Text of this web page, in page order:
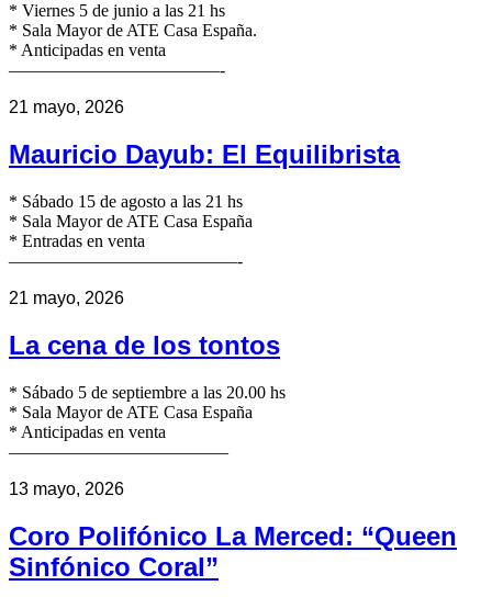
* Viernes 5 de junio a las 21 hs
* Sala Mayor de ATE Casa España.
* Anticipadas en venta
————————————-
21 mayo, 2026
Mauricio Dayub: El Equilibrista
* Sábado 15 de agosto a las 21 hs
* Sala Mayor de ATE Casa España
* Entradas en venta
—————————————-
21 mayo, 2026
La cena de los tontos
* Sábado 5 de septiembre a las 20.00 hs
* Sala Mayor de ATE Casa España
* Anticipadas en venta
————————————–
13 mayo, 2026
Coro Polifónico La Merced: “Queen
Sinfónico Coral”